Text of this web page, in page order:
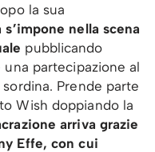
la sua
s’impone nella scena
pubblicando
partecipazione al
Prende parte
Wish doppiando la
arriva grazie
Effe, con cui